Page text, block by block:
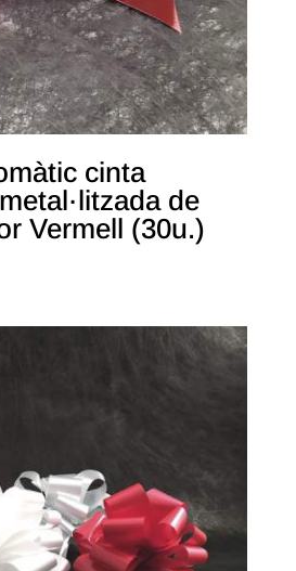
cinta
de
Vermell (30u.)